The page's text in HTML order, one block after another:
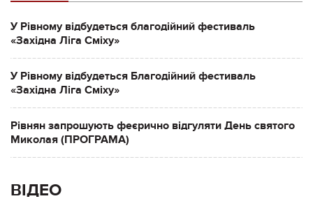
У Рівному відбудеться благодійний фестиваль
«Західна Ліга Сміху»
У Рівному відбудеться Благодійний фестиваль
«Західна Ліга Сміху»
Рівнян запрошують феєрично відгуляти День святого
Миколая (ПРОГРАМА)
ВІДЕО